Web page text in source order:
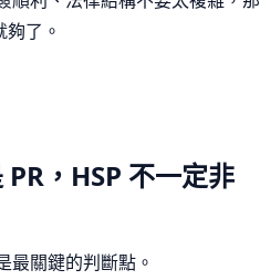
了。
，HSP 不一定非
最關鍵的判斷點。